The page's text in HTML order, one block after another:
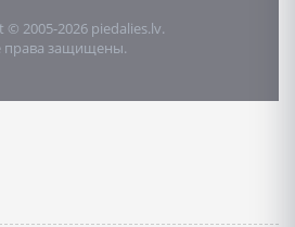
© 2005-2026 piedalies.lv.
права защищены.